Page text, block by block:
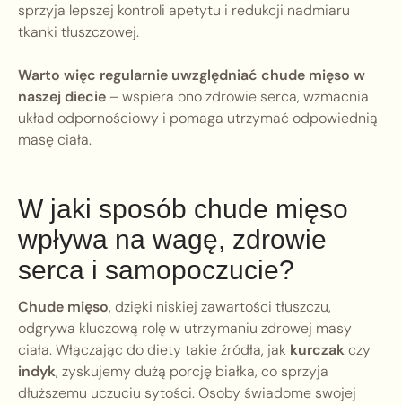
sprzyja lepszej kontroli apetytu i redukcji nadmiaru
tkanki tłuszczowej.
Warto więc regularnie uwzględniać chude mięso w
naszej diecie– wspiera ono zdrowie serca, wzmacnia
układ odpornościowy i pomaga utrzymać odpowiednią
masę ciała.
W jaki sposób chude mięso
wpływa na wagę, zdrowie
serca i samopoczucie?
Chude mięso, dzięki niskiej zawartości tłuszczu,
odgrywa kluczową rolę w utrzymaniu zdrowej masy
ciała. Włączając do diety takie źródła, jak kurczakczy
indyk, zyskujemy dużą porcję białka, co sprzyja
dłuższemu uczuciu sytości. Osoby świadome swojej